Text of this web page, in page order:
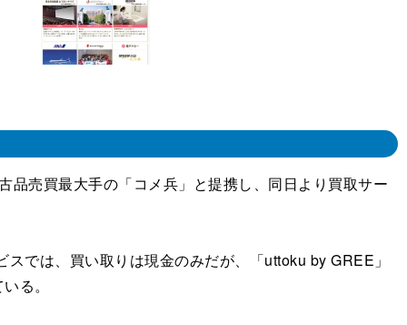
売買最大手の「コメ兵」と提携し、同日より買取サー
では、買い取りは現金のみだが、「uttoku by GREE」
る。